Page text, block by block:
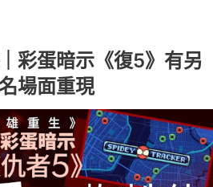
彩蛋暗示《復5》有另
場面重現